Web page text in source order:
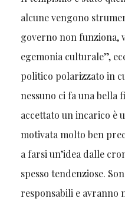
alcune vengono
governo non funziona,
egemonia culturale”,
politico polarizzato in
nessuno ci fa una bella
accettato un incarico è
motivata molto ben
a farsi un’idea dalle
spesso tendenziose.
responsabili e avranno